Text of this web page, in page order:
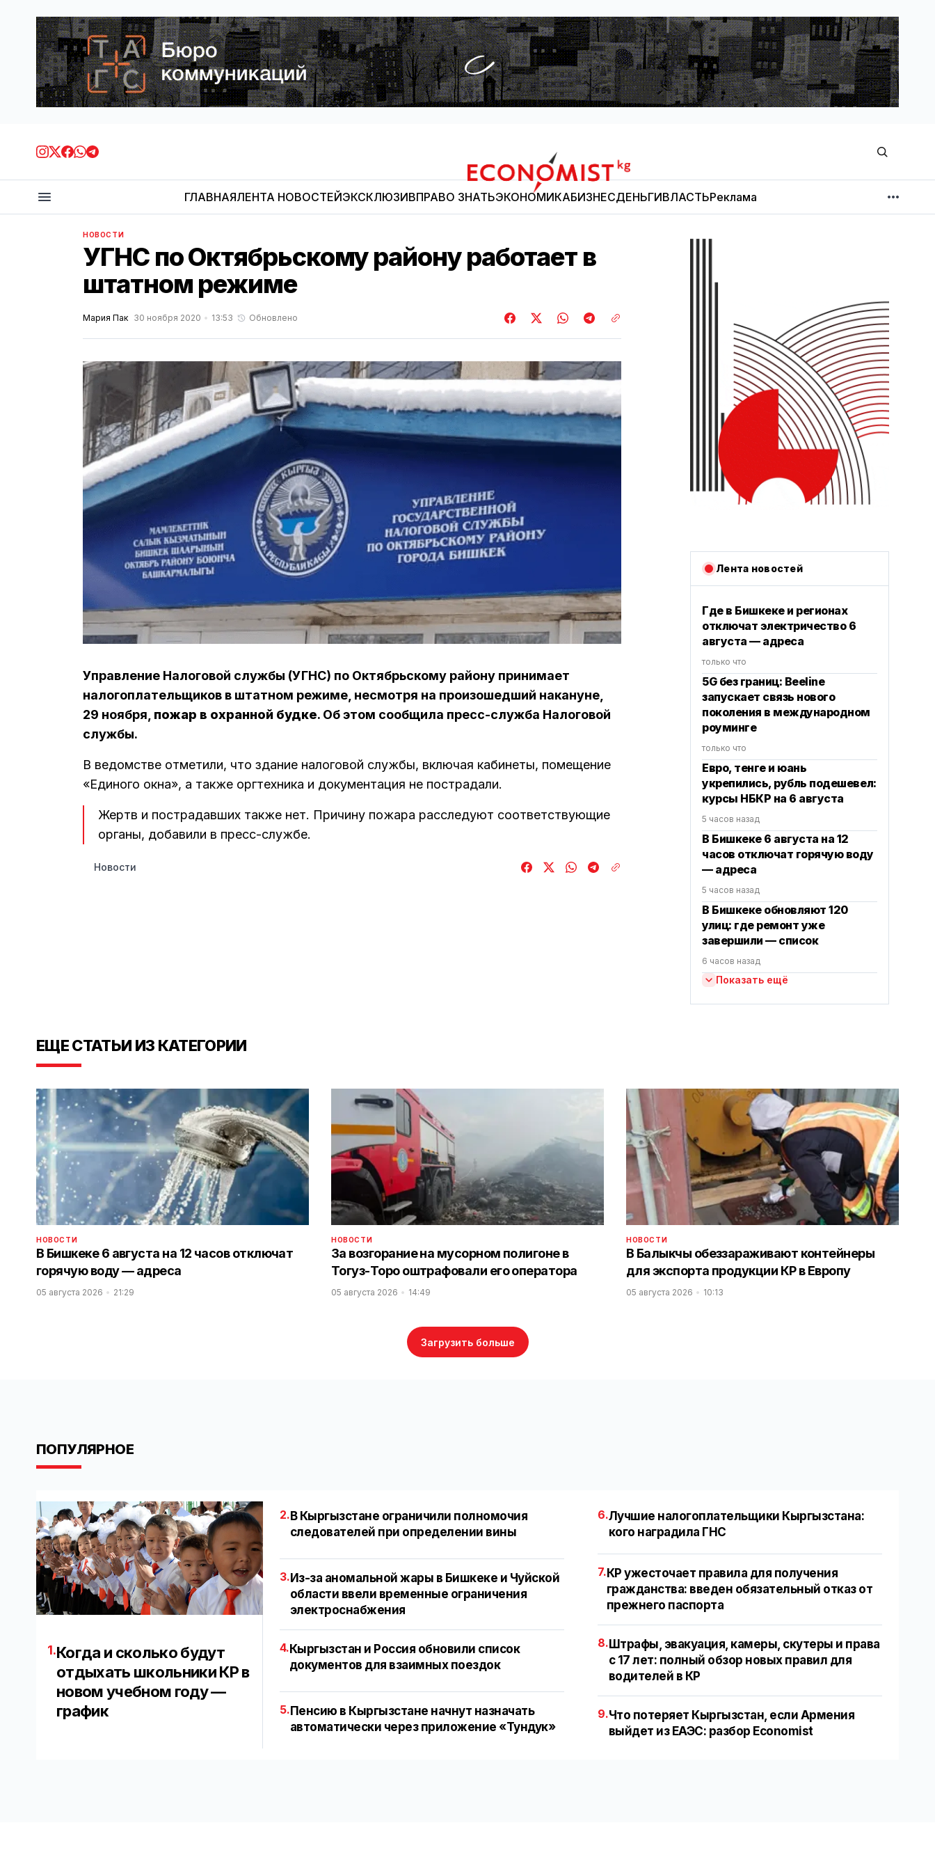
Economist.kg
ГЛАВНАЯЛЕНТА НОВОСТЕЙЭКСКЛЮЗИВПРАВО ЗНАТЬЭКОНОМИКАБИЗНЕСДЕНЬГИВЛАСТЬРеклама
МНЕНИЕ
НОВОСТИ
УГНС по Октябрьскому району работает в
штатном режиме
Мария Пак 30 ноября 2020 13:53 Обновлено
Управление Налоговой службы (УГНС) по Октябрьскому району принимает
налогоплательщиков в штатном режиме, несмотря на произошедший накануне,
29 ноября, пожар в охранной будке. Об этом сообщила пресс-служба Налоговой
службы.
В ведомстве отметили, что здание налоговой службы, включая кабинеты, помещение
«Единого окна», а также оргтехника и документация не пострадали.
Жертв и пострадавших также нет. Причину пожара расследуют соответствующие
органы, добавили в пресс-службе.
Новости
Лента новостей
Где в Бишкеке и регионах
отключат электричество 6
августа — адреса
только что
5G без границ: Beeline
запускает связь нового
поколения в международном
роуминге
только что
Евро, тенге и юань
укрепились, рубль подешевел:
курсы НБКР на 6 августа
5 часов назад
В Бишкеке 6 августа на 12
часов отключат горячую воду
— адреса
5 часов назад
В Бишкеке обновляют 120
улиц: где ремонт уже
завершили — список
6 часов назад
Показать ещё
ЕЩЕ СТАТЬИ ИЗ КАТЕГОРИИ
НОВОСТИ
В Бишкеке 6 августа на 12 часов отключат
горячую воду — адреса
05 августа 2026 21:29
НОВОСТИ
За возгорание на мусорном полигоне в
Тогуз-Торо оштрафовали его оператора
05 августа 2026 14:49
НОВОСТИ
В Балыкчы обеззараживают контейнеры
для экспорта продукции КР в Европу
05 августа 2026 10:13
Загрузить больше
ПОПУЛЯРНОЕ
1.Когда и сколько будут
отдыхать школьники КР в
новом учебном году —
график
2. В Кыргызстане ограничили полномочия
следователей при определении вины
3.Из-за аномальной жары в Бишкеке и Чуйской
области ввели временные ограничения
электроснабжения
4.Кыргызстан и Россия обновили список
документов для взаимных поездок
5.Пенсию в Кыргызстане начнут назначать
автоматически через приложение «Тундук»
6.Лучшие налогоплательщики Кыргызстана:
кого наградила ГНС
7. КР ужесточает правила для получения
гражданства: введен обязательный отказ от
прежнего паспорта
8. Штрафы, эвакуация, камеры, скутеры и права
с 17 лет: полный обзор новых правил для
водителей в КР
9.Что потеряет Кыргызстан, если Армения
выйдет из ЕАЭС: разбор Economist